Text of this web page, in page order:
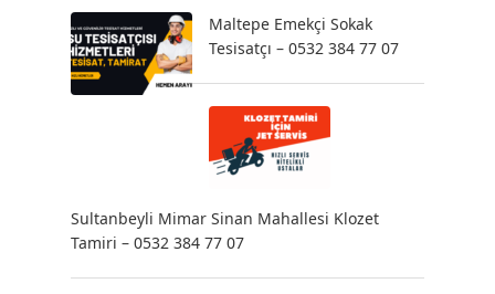
Maltepe Emekçi Sokak
Tesisatçı – 0532 384 77 07
Sultanbeyli Mimar Sinan Mahallesi Klozet
Tamiri – 0532 384 77 07